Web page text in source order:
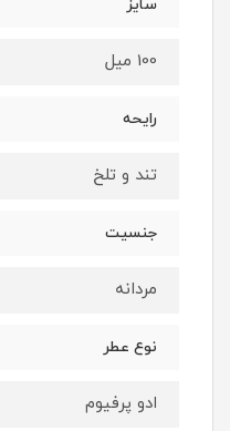
سایز
100 میل
رایحه
تند و تلخ
جنسیت
مردانه
نوع عطر
ادو پرفیوم